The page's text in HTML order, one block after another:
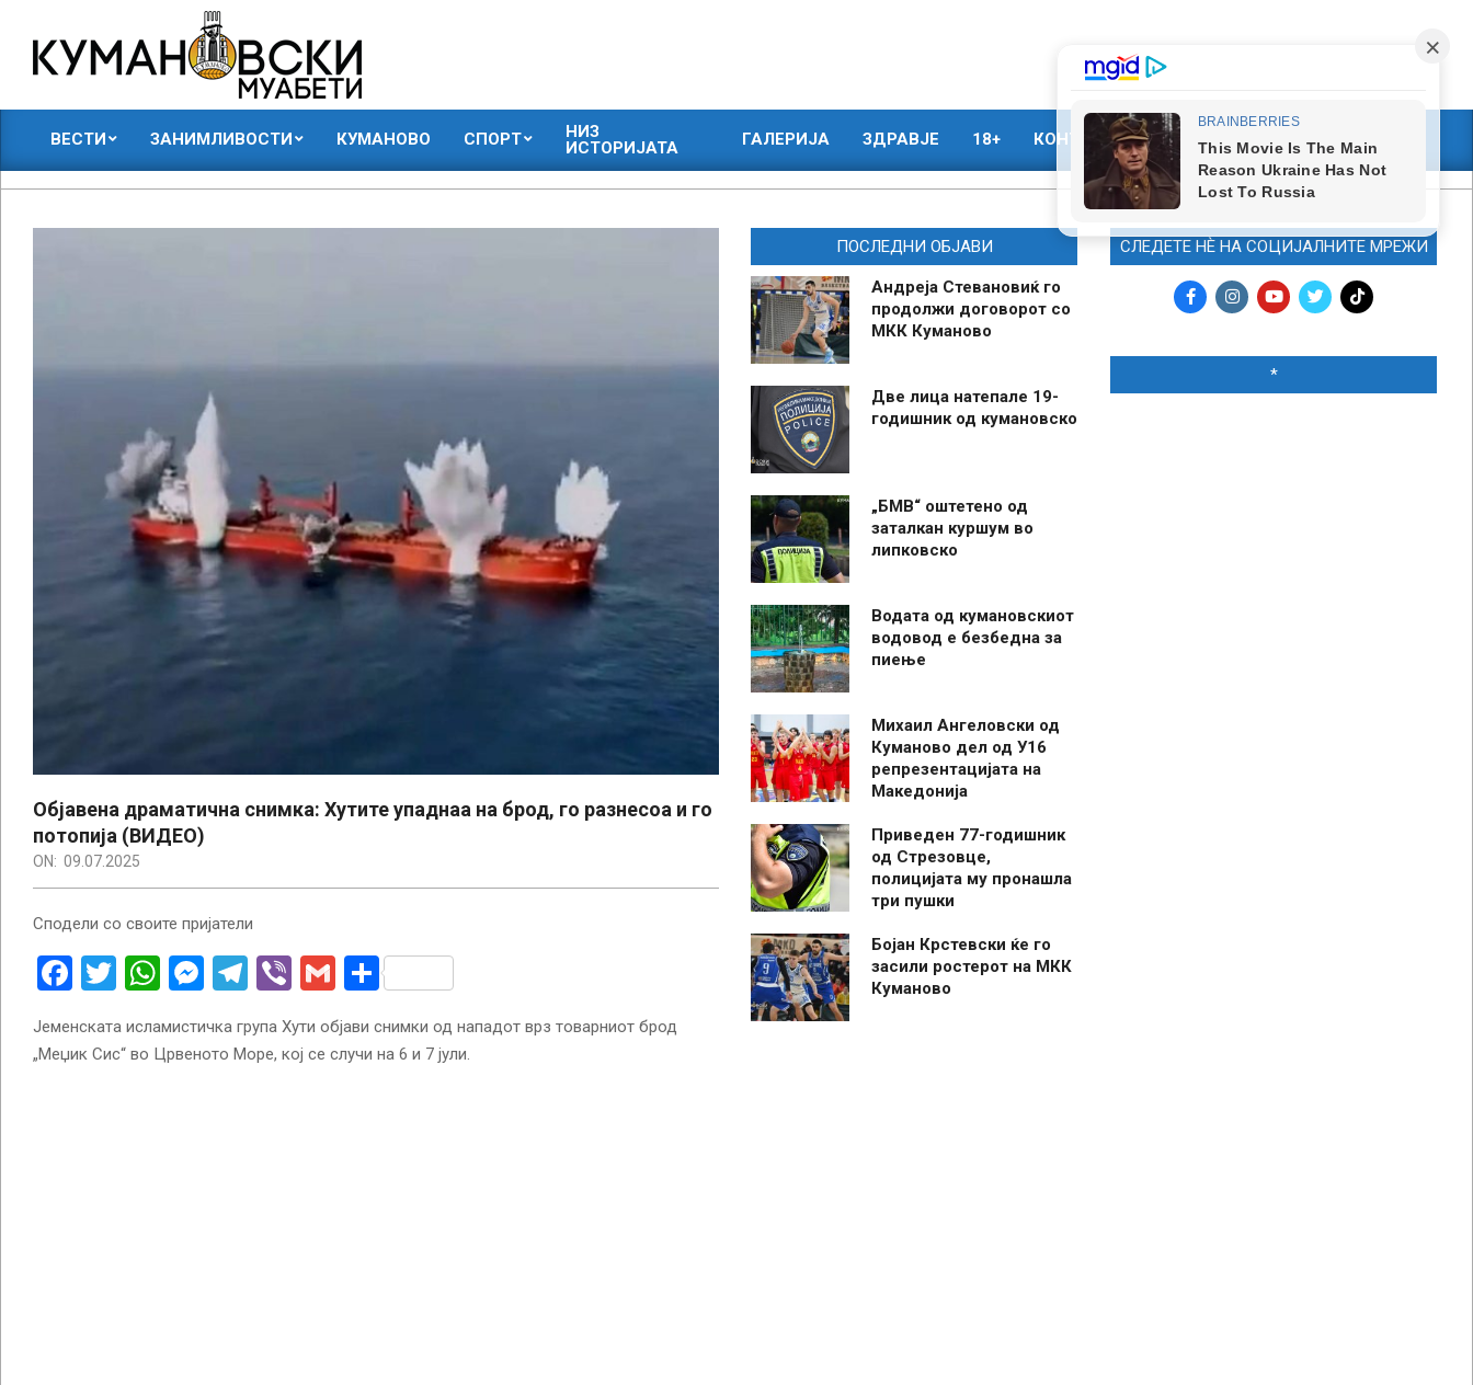
content
КУМАНОВСКИ
МУАБЕТИ
ВЕСТИ ЗАНИМЛИВОСТИ КУМАНОВО СПОРТ
НИЗ
ИСТОРИЈАТА
ГАЛЕРИЈА ЗДРАВЈЕ 18+ КОНТАКТ МАРКЕТИНГ
Објавенa драматичнa снимка: Хутите упаднаа на брод, го разнесоа и го
потопија (ВИДЕО)
ON: 09.07.2025
Сподели со своите пријатели
Facebook
Twitter
WhatsApp
Messenger
Telegram
ViberGmailShare
Јеменската исламистичка група Хути објави снимки од нападот врз товарниот брод
„Меџик Сис“ во Црвеното Море, кој се случи на 6 и 7 јули.
ПОСЛЕДНИ ОБЈАВИ
Андреја Стевановиќ го
продолжи договорот со
МКК Куманово
Две лица натепале 19-
годишник од кумановско
„БМВ“ оштетено од
заталкан куршум во
липковско
Водата од кумановскиот
водовод е безбедна за
пиење
Михаил Ангеловски од
Куманово дел од У16
репрезентацијата на
Македонија
Приведен 77-годишник
од Стрезовце,
полицијата му пронашла
три пушки
Бојан Крстевски ќе го
засили ростерот на МКК
Куманово
СЛЕДЕТЕ НЀ НА СОЦИЈАЛНИТЕ МРЕЖИ
*